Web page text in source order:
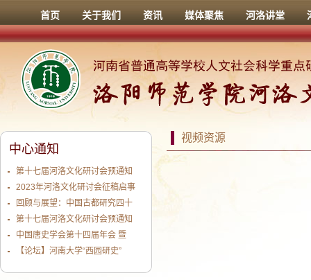
首页 关于我们 资讯 媒体聚焦 河洛讲堂
视频资源
中心通知
第十七届河洛文化研讨会预通知
2023年河洛文化研讨会征稿启事
回顾与展望：中国古都研究四十
第十七届河洛文化研讨会预通知
中国唐史学会第十四届年会 暨
【论坛】河南大学“西园研史”